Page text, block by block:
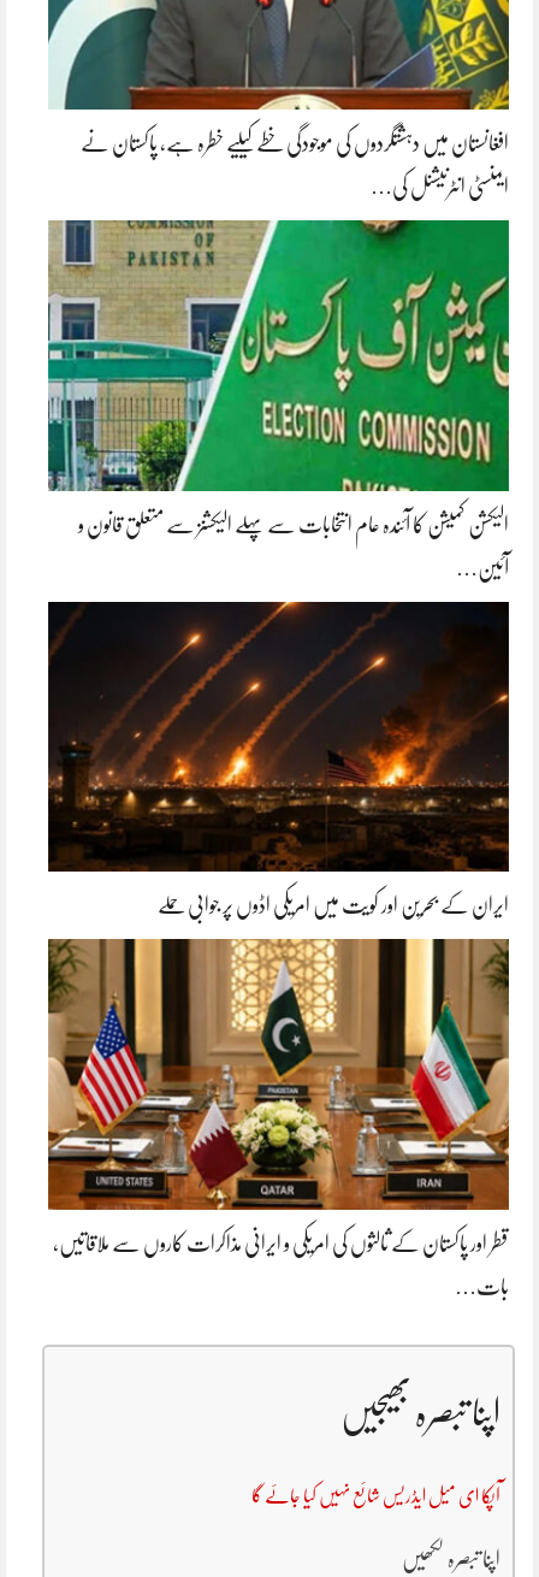
افغانستان میں دہشتگردوں کی موجودگی خطے کیلیے خطرہ ہے، پاکستان نے
ایمنسٹی انٹرنیشنل کی…
الیکشن کمیشن کا آئندہ عام انتخابات سے پہلے الیکشنز سے متعلق قانون و
آئین…
ایران کے بحرین اور کویت میں امریکی اڈوں پر جوابی حملے
قطر اور پاکستان کے ثالثوں کی امریکی و ایرانی مذاکرات کاروں سے ملاقاتیں،
بات…
اپنا تبصرہ بھیجیں
آپکا ای میل ایڈریس شائع نہیں کیا جائے گا
اپنا تبصرہ لکھیں